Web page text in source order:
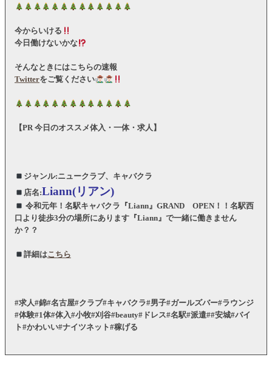
今からいける
今日働けないかな
そんなときにはこちらの速報
Twitterをご覧ください
【PR 今日のオススメ体入・一体・求人】
ジャンル:ニュークラブ、キャバクラ
店名:Liann(リアン)
令和元年！名駅キャバクラ『Liann』GRAND OPEN！！名駅西
口より徒歩3分の場所にあります『Liann』で一緒に働きません
か？？
詳細はこちら
#求人#錦#名古屋#クラブ#キャバクラ#男子#ガールズバー#ラウンジ
#体験#1体#体入#小牧#刈谷#beauty#ドレス#名駅#派遣##安城#バイ
ト#かわいい#ナイツネット#稼げる